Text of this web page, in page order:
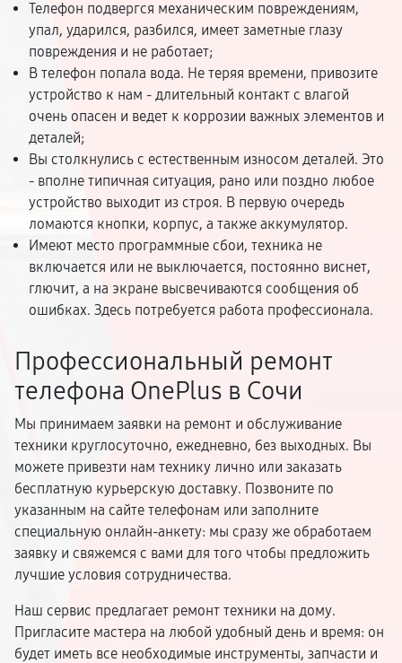
Телефон подвергся механическим повреждениям,
упал, ударился, разбился, имеет заметные глазу
повреждения и не работает;
В телефон попала вода. Не теряя времени, привозите
устройство к нам - длительный контакт с влагой
очень опасен и ведет к коррозии важных элементов и
деталей;
Вы столкнулись с естественным износом деталей. Это
- вполне типичная ситуация, рано или поздно любое
устройство выходит из строя. В первую очередь
ломаются кнопки, корпус, а также аккумулятор.
Имеют место программные сбои, техника не
включается или не выключается, постоянно виснет,
глючит, а на экране высвечиваются сообщения об
ошибках. Здесь потребуется работа профессионала.
Профессиональный ремонт
телефона OnePlus в Сочи
Мы принимаем заявки на ремонт и обслуживание
техники круглосуточно, ежедневно, без выходных. Вы
можете привезти нам технику лично или заказать
бесплатную курьерскую доставку. Позвоните по
указанным на сайте телефонам или заполните
специальную онлайн-анкету: мы сразу же обработаем
заявку и свяжемся с вами для того чтобы предложить
лучшие условия сотрудничества.
Наш сервис предлагает ремонт техники на дому.
Пригласите мастера на любой удобный день и время: он
будет иметь все необходимые инструменты, запчасти и